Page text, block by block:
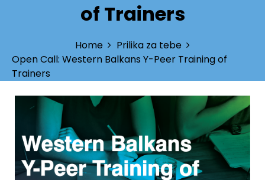
of Trainers
Home
Prilika za tebe
Open Call: Western Balkans Y-Peer Training of
Trainers